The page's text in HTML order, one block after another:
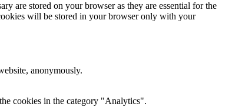
are stored on your browser as they are essential for the
will be stored in your browser only with your
anonymously.
cookies in the category "Analytics".